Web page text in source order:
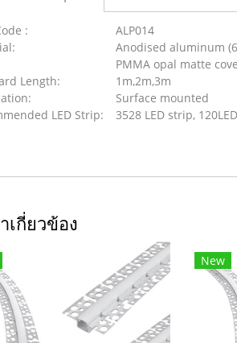
:
Length:
LED Strip:
ALP014
Anodised aluminum
PMMA opal matte
1m,2m,3m
Surface mounted
3528 LED strip,
เกี่ยวข้อง
New